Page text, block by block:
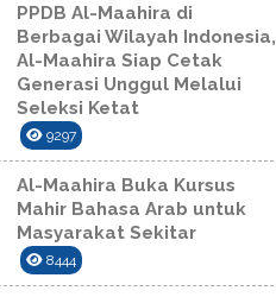
PPDB Al-Maahira di
Berbagai Wilayah Indonesia,
Al-Maahira Siap Cetak
Generasi Unggul Melalui
Seleksi Ketat
9297
Al-Maahira Buka Kursus
Mahir Bahasa Arab untuk
Masyarakat Sekitar
8444